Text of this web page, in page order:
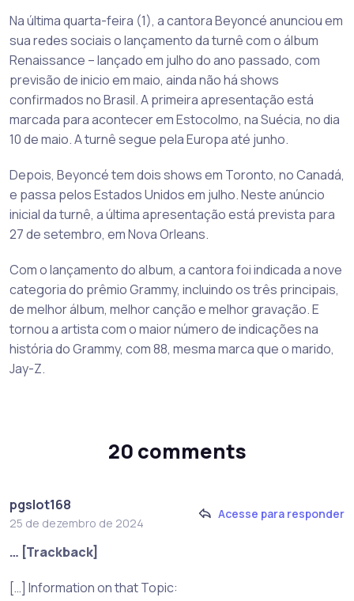
Na última quarta-feira (1), a cantora Beyoncé anunciou em
sua redes sociais o lançamento da turnê com o álbum
Renaissance – lançado em julho do ano passado, com
previsão de inicio em maio, ainda não há shows
confirmados no Brasil. A primeira apresentação está
marcada para acontecer em Estocolmo, na Suécia, no dia
10 de maio. A turnê segue pela Europa até junho.
Depois, Beyoncé tem dois shows em Toronto, no Canadá,
e passa pelos Estados Unidos em julho. Neste anúncio
inicial da turnê, a última apresentação está prevista para
27 de setembro, em Nova Orleans.
Com o lançamento do album, a cantora foi indicada a nove
categoria do prêmio Grammy, incluindo os três principais,
de melhor álbum, melhor canção e melhor gravação. E
tornou a artista com o maior número de indicações na
história do Grammy, com 88, mesma marca que o marido,
Jay-Z.
20 comments
pgslot168
25 de dezembro de 2024
Acesse para responder
… [Trackback]
[…] Information on that Topic: